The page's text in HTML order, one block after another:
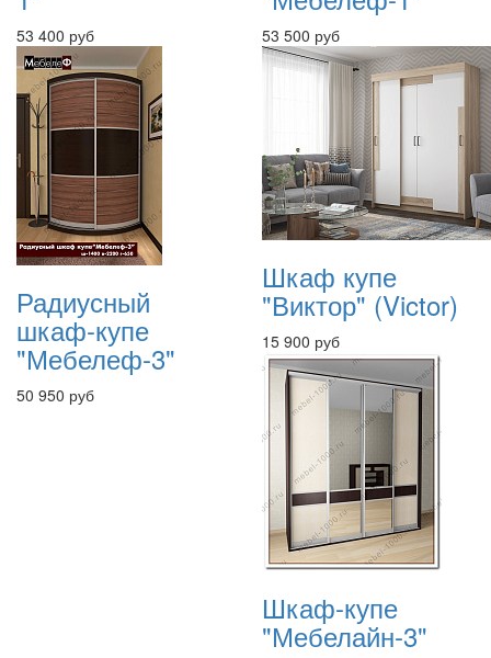
53 400 руб 53 500 руб
Радиусный
шкаф-купе
"Мебелеф-3"
50 950 руб
Шкаф купе
"Виктор" (Victor)
15 900 руб
Шкаф-купе
"Мебелайн-3"